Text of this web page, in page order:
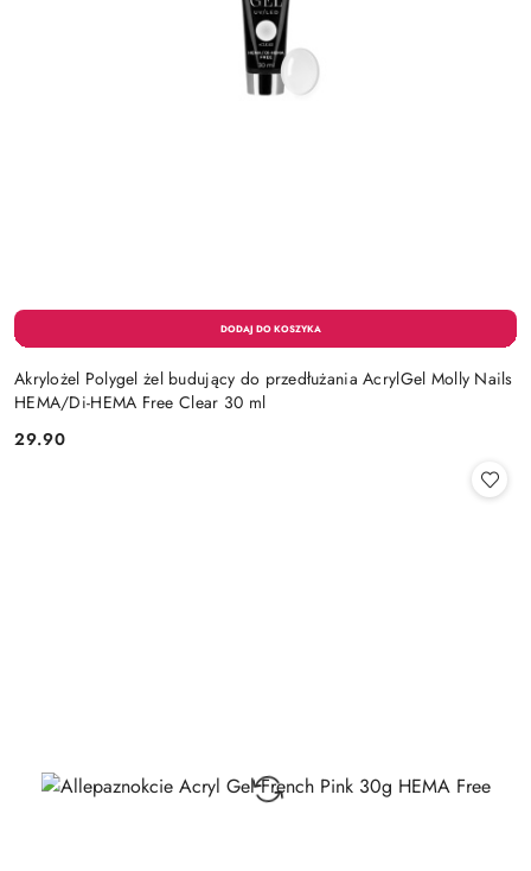
Akrylożel Polygel żel budujący do przedłużania AcrylGel Molly Nails
HEMA/Di-HEMA Free Clear 30 ml
Cena:
29.90